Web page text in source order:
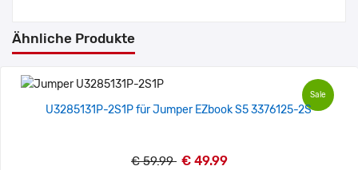
Ähnliche Produkte
Sale
U3285131P-2S1P für Jumper EZbook S5 3376125-2S
€ 59.99 € 49.99